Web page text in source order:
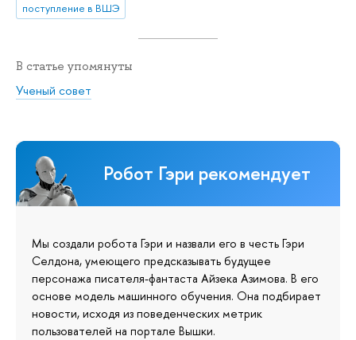
поступление в ВШЭ
В статье упомянуты
Ученый совет
Робот Гэри рекомендует
Мы создали робота Гэри и назвали его в честь Гэри
Селдона, умеющего предсказывать будущее
персонажа писателя-фантаста Айзека Азимова. В его
основе модель машинного обучения. Она подбирает
новости, исходя из поведенческих метрик
пользователей на портале Вышки.